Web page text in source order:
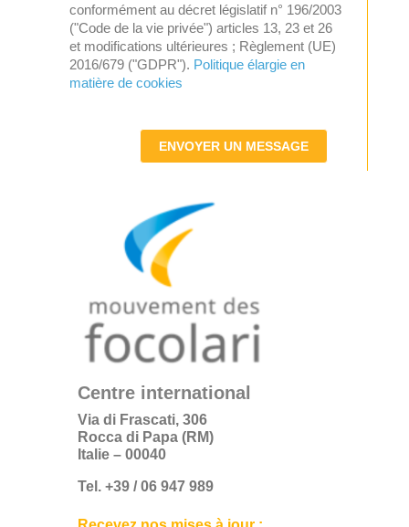
conformément au décret législatif n° 196/2003
("Code de la vie privée") articles 13, 23 et 26
et modifications ultérieures ; Règlement (UE)
2016/679 ("GDPR"). Politique élargie en
matière de cookies
ENVOYER UN MESSAGE
Centre international
Via di Frascati, 306
Rocca di Papa (RM)
Italie – 00040
Tel. +39 / 06 947 989